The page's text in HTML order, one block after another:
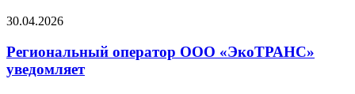
30.04.2026
Региональный оператор ООО «ЭкоТРАНС»
уведомляет